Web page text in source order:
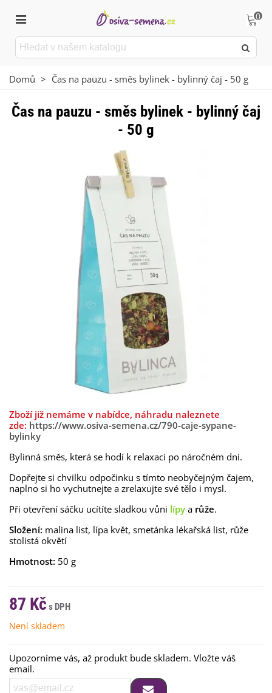
0
Domů > Čas na pauzu - směs bylinek - bylinný čaj - 50 g
Čas na pauzu - směs bylinek - bylinný čaj
- 50 g
Zboží již nemáme v nabídce, náhradu naleznete
zde: https://www.osiva-semena.cz/790-caje-sypane-
bylinky
Bylinná směs, která se hodí k relaxaci po náročném dni.
Dopřejte si chvilku odpočinku s tímto neobyčejným čajem,
naplno si ho vychutnejte a zrelaxujte své tělo i mysl.
Při otevření sáčku ucítíte sladkou vůni lípy a růže.
Složení: malina list, lípa květ, smetánka lékařská list, růže
stolistá okvětí
Hmotnost: 50 g
87 Kč
Není skladem
Upozorníme vás, až produkt bude skladem. Vložte váš
email.